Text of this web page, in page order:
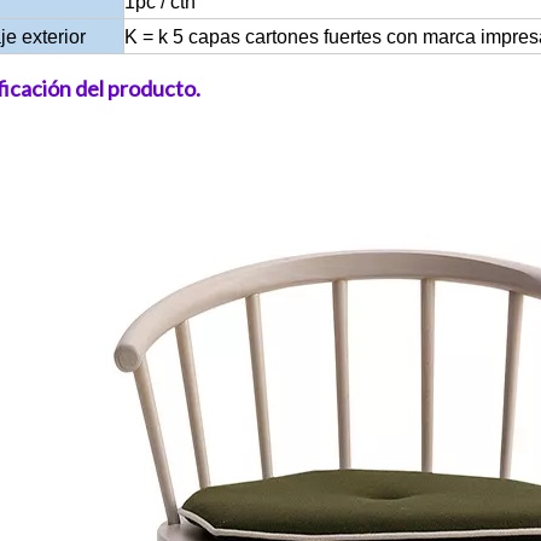
exterior
K = k 5 capas cartones fuertes con marca
del producto.